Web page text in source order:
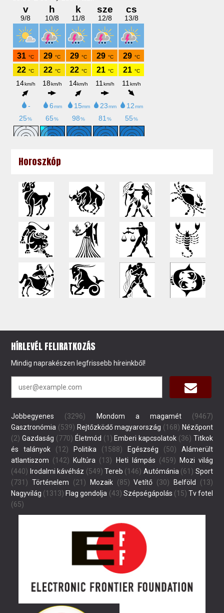
Horoszkóp
HÍRLEVÉL FELIRATKOZÁS
Mindig naprakészen legfrissebb híreinkből!
Jobbegyenes (3296) Mondom a magamét(9467)
Gasztronómia (539) Rejtőzködő magyarország (168) Nézőpont
(2) Gazdaság (770) Életmód (1) Emberi kapcsolatok (36) Titkok
és talányok (12) Politika (1588) Egészség (50)
Alámerült
atlantiszom (142) Kultúra (13) Heti lámpás (459)
Mozi világ
(440) Irodalmi kávéház (549) Tereb (146) Autómánia (61) Sport
(731) Történelem (21) Mozaik(85) Vetítő (30) Belföld
(13)
Nagyvilág (1313) Flag gondolja (43) Szépségápolás (15) Tv fotel
(65)